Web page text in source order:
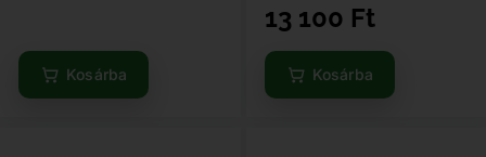
Kosárba
13 100 Ft
Kosárba